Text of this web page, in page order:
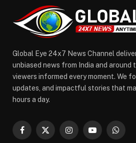
Global Eye 24x7 News Channel
unbiased news from India and around
viewers informed every moment. We
updates, and impactful stories that
hours a day.
Facebook
X
InstagramYouTube